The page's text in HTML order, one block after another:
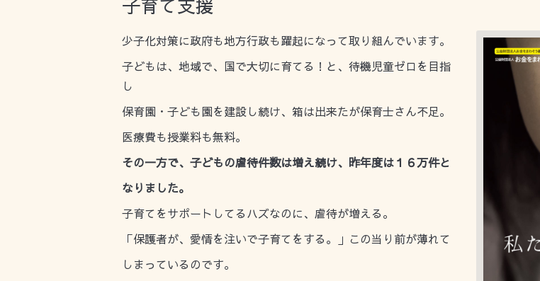
少子化対策に政府も地方行政も躍起になって取り組んでいます。
子どもは、地域で、国で大切に育てる！と、待機児童ゼロを目指
し
保育園・子ども園を建設し続け、箱は出来たが保育士さん不足。
医療費も授業料も無料。
その一方で、子どもの虐待件数は増え続け、昨年度は１６万件と
なりました。
子育てをサポートしてるハズなのに、虐待が増える。
「保護者が、愛情を注いで子育てをする。」この当り前が薄れて
しまっているのです。